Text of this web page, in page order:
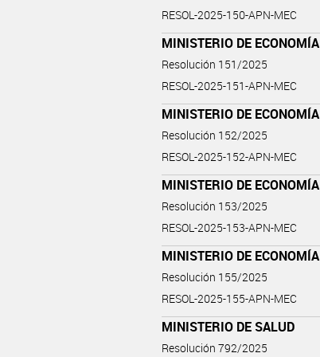
RESOL-2025-150-APN-MEC
MINISTERIO DE ECONOMÍA
Resolución 151/2025
RESOL-2025-151-APN-MEC
MINISTERIO DE ECONOMÍA
Resolución 152/2025
RESOL-2025-152-APN-MEC
MINISTERIO DE ECONOMÍA
Resolución 153/2025
RESOL-2025-153-APN-MEC
MINISTERIO DE ECONOMÍA
Resolución 155/2025
RESOL-2025-155-APN-MEC
MINISTERIO DE SALUD
Resolución 792/2025